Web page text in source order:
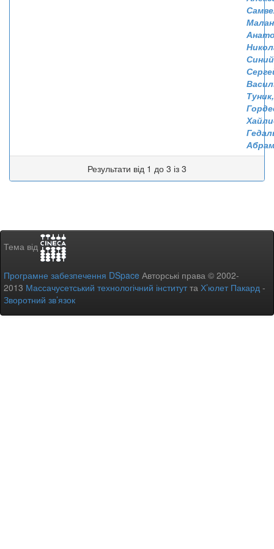
Результати від 1 до 3 із 3
Тема від
Програмне забезпечення DSpace Авторські права © 2002-
2013 Массачусетський технологічний інститутта Х’юлет Пакард -
Зворотний зв’язок